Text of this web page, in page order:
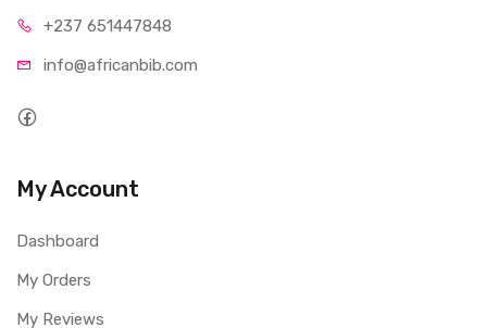
+237 651447848
info@africanbib.com
My Account
Dashboard
My Orders
My Reviews